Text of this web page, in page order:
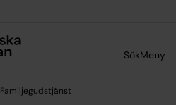
SökMeny
Familjegudstjänst